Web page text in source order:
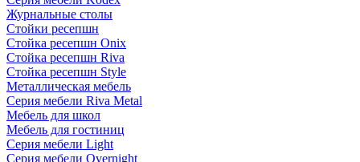
Журнальные столы
Стойки ресепшн
Стойка ресепшн Onix
Стойка ресепшн Riva
Стойка ресепшн Style
Металлическая мебель
Серия мебели Riva Metal
Мебель для школ
Мебель для гостиниц
Серия мебели Light
Серия мебели Overnight